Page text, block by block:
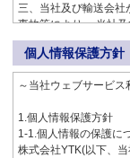
の場合は陸送代金 よ
６、第一項で申込を
対 し「取扱上の注意
く車 両の傷等の確認
ため、小 傷点検は省
たします。
三、当社及び輸送会
事故等により、 当社
の損害賠償の範囲内に
四、当社及び輸送会社
頼主が留保しな いで
２、免責事項
個人情報保護方針
～当社ウェブサービ
1.個人情報保護方針
1-1.個人情報の保護に
株式会社YTK(以下、